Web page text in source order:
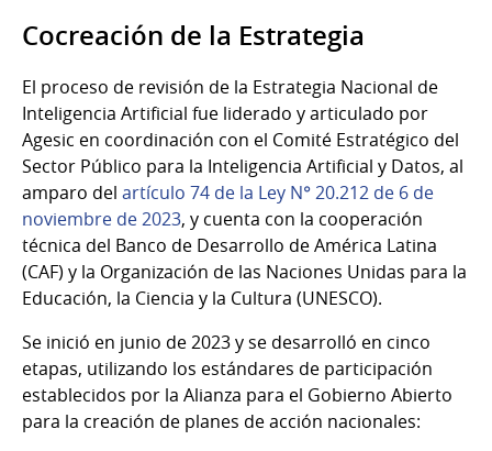
Cocreación de la Estrategia
El proceso de revisión de la Estrategia Nacional de
Inteligencia Artificial fue liderado y articulado por
Agesic en coordinación con el Comité Estratégico del
Sector Público para la Inteligencia Artificial y Datos, al
amparo del artículo 74 de la Ley N° 20.212 de 6 de
noviembre de 2023, y cuenta con la cooperación
técnica del Banco de Desarrollo de América Latina
(CAF) y la Organización de las Naciones Unidas para la
Educación, la Ciencia y la Cultura (UNESCO).
Se inició en junio de 2023 y se desarrolló en cinco
etapas, utilizando los estándares de participación
establecidos por la Alianza para el Gobierno Abierto
para la creación de planes de acción nacionales: